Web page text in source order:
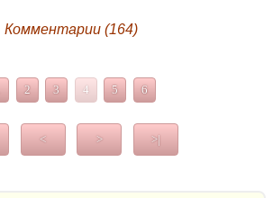
Комментарии (164)
2 3 4 5 6
< > >|